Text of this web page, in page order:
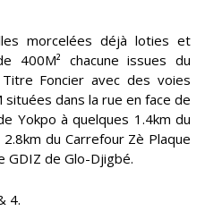
morcelées déjà loties et
400M² chacune issues du
Foncier avec des voies
dans la rue en face de
Yokpo à quelques 1.4km du
du Carrefour Zè Plaque
GDIZ de Glo-Djigbé.
4.